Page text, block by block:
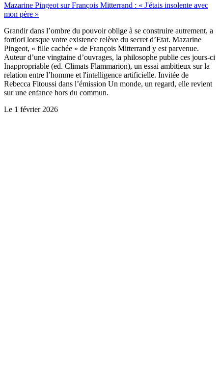
Mazarine Pingeot sur François Mitterrand : « J'étais insolente avec
mon père »
Grandir dans l’ombre du pouvoir oblige à se construire autrement, a
fortiori lorsque votre existence relève du secret d’Etat. Mazarine
Pingeot, « fille cachée » de François Mitterrand y est parvenue.
Auteur d’une vingtaine d’ouvrages, la philosophe publie ces jours-ci
Inappropriable (ed. Climats Flammarion), un essai ambitieux sur la
relation entre l’homme et l'intelligence artificielle. Invitée de
Rebecca Fitoussi dans l’émission Un monde, un regard, elle revient
sur une enfance hors du commun.
Le 1 février 2026